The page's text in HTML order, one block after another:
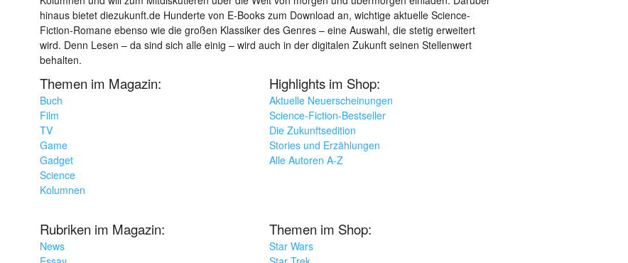
hinaus bietet diezukunft.de Hunderte von E-Books zum Download an, wichtige aktuelle Science-
Fiction-Romane ebenso wie die großen Klassiker des Genres – eine Auswahl, die stetig erweitert
wird. Denn Lesen – da sind sich alle einig – wird auch in der digitalen Zukunft seinen Stellenwert
behalten.
Themen im Magazin:
Buch
Film
TV
Game
Gadget
Science
Kolumnen
Highlights im Shop:
Aktuelle Neuerscheinungen
Science-Fiction-Bestseller
Die Zukunftsedition
Stories und Erzählungen
Alle Autoren A-Z
Rubriken im Magazin:
News
Themen im Shop:
Star Wars